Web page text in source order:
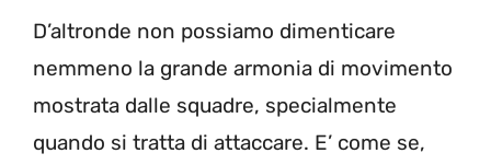
D’altronde non possiamo dimenticare
nemmeno la grande armonia di movimento
mostrata dalle squadre, specialmente
quando si tratta di attaccare. E’ come se,